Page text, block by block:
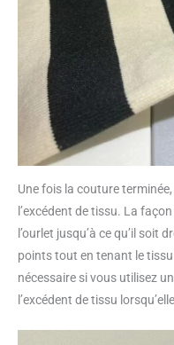
Une fois la couture
l’excédent de tissu. La
l’ourlet jusqu’à ce qu’il soit
points tout en tenant le
nécessaire si vous utilisez
l’excédent de tissu